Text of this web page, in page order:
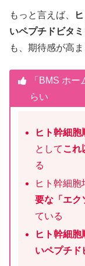
もっと言えば、
いペプチドビタ
も、期待感が高ま
「BMS ホ
らい
ヒト幹細胞
として これ
る
ヒト幹細胞
要な「エク
ている
ヒト幹細
いペプチド